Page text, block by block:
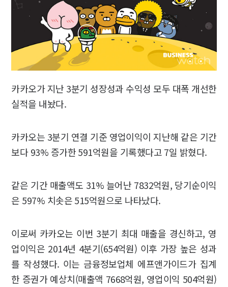
카카오가 지난 3분기 성장성과 수익성 모두 대폭 개선한
실적을 내놨다.
카카오는 3분기 연결 기준 영업이익이 지난해 같은 기간
보다 93% 증가한 591억원을 기록했다고 7일 밝혔다.
같은 기간 매출액도 31% 늘어난 7832억원, 당기순이익
은 597% 치솟은 515억원으로 나타났다.
이로써 카카오는 이번 3분기 최대 매출을 경신하고, 영
업이익은 2014년 4분기(654억원) 이후 가장 높은 성과
를 작성했다. 이는 금융정보업체 에프앤가이드가 집계
한 증권가 예상치(매출액 7668억원, 영업이익 504억원)